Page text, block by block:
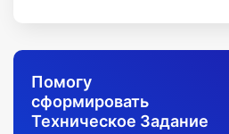
Помогу
сформировать
Техническое Задание